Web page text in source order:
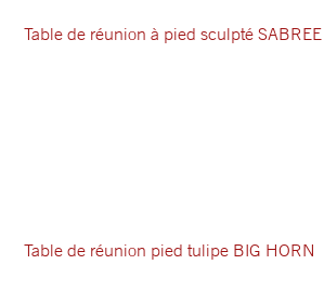
Table de réunion à pied sculpté SABREE
Table de réunion pied tulipe BIG HORN